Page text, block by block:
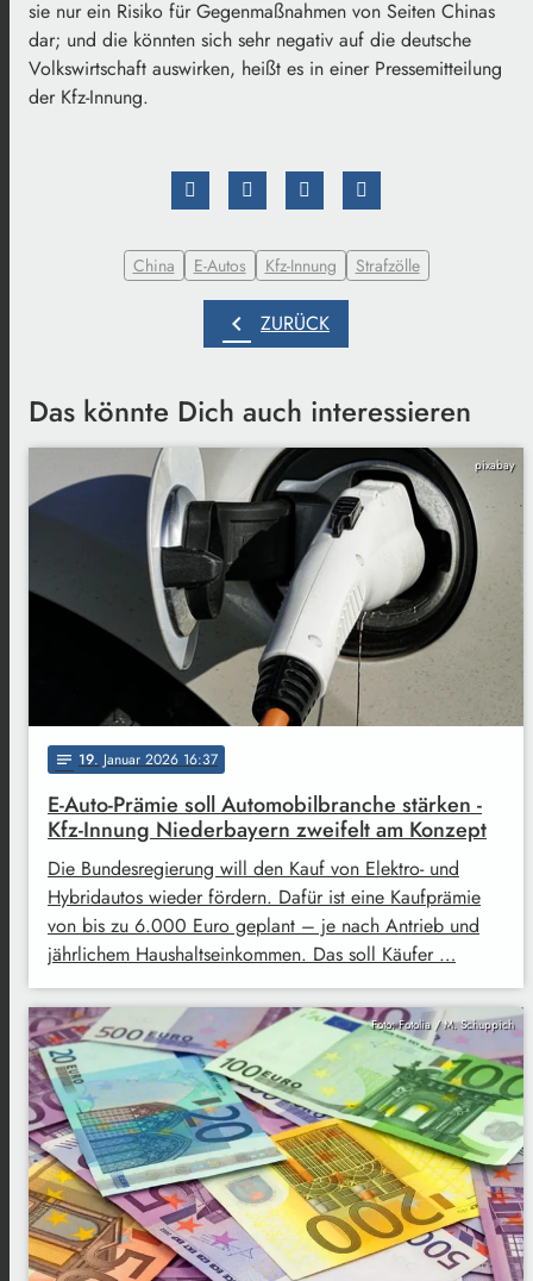
sie nur ein Risiko für Gegenmaßnahmen von Seiten Chinas
dar; und die könnten sich sehr negativ auf die deutsche
Volkswirtschaft auswirken, heißt es in einer Pressemitteilung
der Kfz-Innung.
China E-Autos Kfz-Innung Strafzölle
chevron_left ZURÜCK
Das könnte Dich auch interessieren
pixabay
notes 19. Januar 2026 16:37
E-Auto-Prämie soll Automobilbranche stärken -
Kfz-Innung Niederbayern zweifelt am Konzept
Die Bundesregierung will den Kauf von Elektro- und
Hybridautos wieder fördern. Dafür ist eine Kaufprämie
von bis zu 6.000 Euro geplant – je nach Antrieb und
jährlichem Haushaltseinkommen. Das soll Käufer …
Foto: Fotolia / M. Schuppich